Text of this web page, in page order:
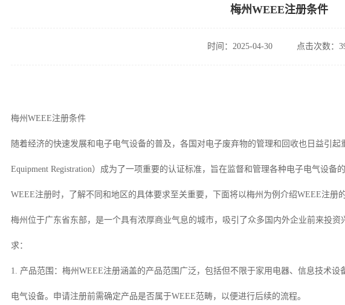
梅州WEEE注册条件
时间：2025-04-30 点击次数：
梅州WEEE注册条件
随着经济的快速发展和电子电气设备的普及，各国对电子废弃物的管理和回收也日益引起
Equipment Registration）成为了一项重要的认证标准，旨在监督和管理各种电子电气设
WEEE注册时，了解不同和地区的具体要求至关重要，下面将以梅州为例介绍WEEE注册
梅州位于广东省东部，是一个具有浓厚商业气息的城市，吸引了众多国内外企业前来投
求：
1. 产品范围：梅州WEEE注册涵盖的产品范围广泛，包括但不限于家用电器、信息技术
电气设备。申请注册前需确定产品是否属于WEEE范畴，以便进行后续的流程。